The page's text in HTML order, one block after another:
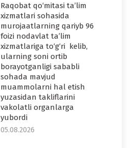
Raqobat qo‘mitasi ta’lim
xizmatlari sohasida
murojaatlarning qariyb 96
foizi nodavlat ta’lim
xizmatlariga to‘g‘ri kelib,
ularning soni ortib
borayotganligi sababli
sohada mavjud
muammolarni hal etish
yuzasidan takliflarini
vakolatli organlarga
yubordi
05.08.2026